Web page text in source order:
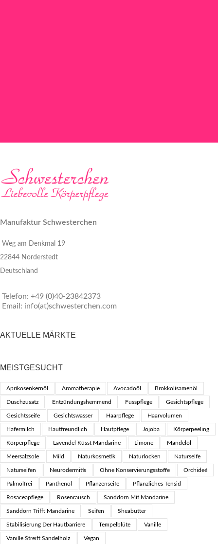
Manufaktur Schwesterchen
Weg am Denkmal 19
22844 Norderstedt
Deutschland
Telefon: +49 (0)40-23842373
Email: info(at)schwesterchen.com
AKTUELLE MÄRKTE
MEISTGESUCHT
Aprikosenkernöl Aromatherapie Avocadoöl Brokkolisamenöl
Duschzusatz Entzündungshemmend Fusspflege Gesichtspflege
Gesichtsseife Gesichtswasser Haarpflege Haarvolumen
Hafermilch Hautfreundlich Hautpflege Jojoba Körperpeeling
Körperpflege Lavendel Küsst Mandarine Limone Mandelöl
Meersalzsole Mild Naturkosmetik Naturlocken Naturseife
Naturseifen Neurodermitis Ohne Konservierungsstoffe Orchideé
Palmölfrei Panthenol Pflanzenseife Pflanzliches Tensid
Rosaceapflege Rosenrausch Sanddorn Mit Mandarine
Sanddorn Trifft Mandarine Seifen Sheabutter
Stabilisierung Der Hautbarriere Tempelblüte Vanille
Vanille Streift Sandelholz Vegan